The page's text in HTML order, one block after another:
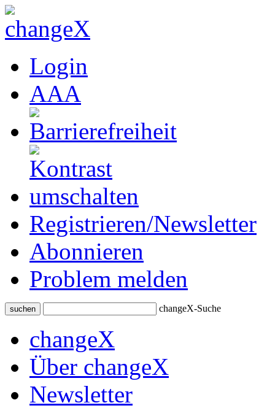
Login
AAA
Registrieren/Newsletter
Abonnieren
Problem melden
suchen changeX-Suche
changeX
Über changeX
Newsletter